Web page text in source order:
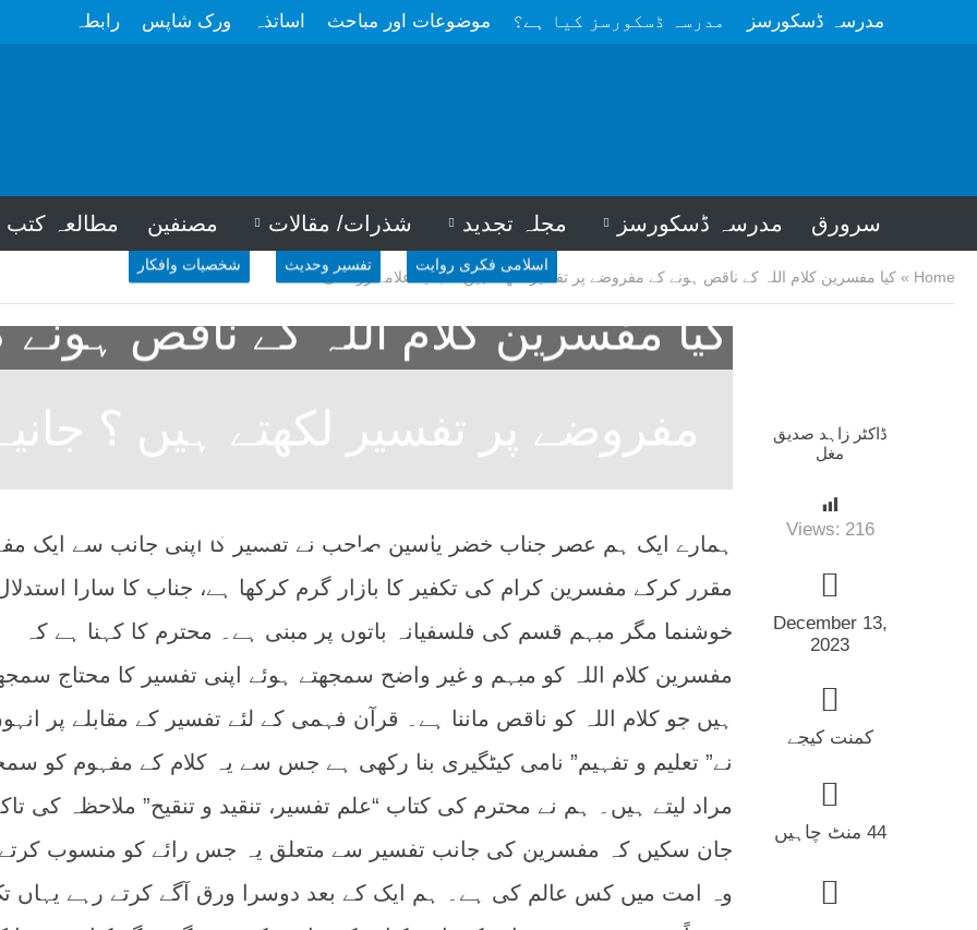
مدرسہ ڈسکورسز مدرسہ ڈسکورسز کیا ہے؟ موضوعات اور مباحث اساتذہ ورک شاپس رابطہ
سرورق مدرسہ ڈسکورسز مجلہ تجدید شذرات/ مقالات مصنفین مطالعہ کتب
Home
» کیا مفسرین کلام اللہ کے ناقص ہونے کے مفروضے پر تفسیر لکھتے ہیں ؟ جانیے علامہ زرکشی سے
ڈاکٹر زاہد صدیق
مغل
Views: 216
December 13,
2023
کمنت کیجے
44 منٹ چاہیں
اسلامی فکری روایت تفسیر وحدیث شخصیات وافکار
کیا مفسرین کلام اللہ کے ناقص ہونے
مفروضے پر تفسیر لکھتے ہیں ؟
علامہ زرکشی سے
ہمارے ایک ہم عصر جناب خضر یاسین صاحب نے تفسیر کا اپنی جانب سے ایک
مقرر کرکے مفسرین کرام کی تکفیر کا بازار گرم کرکھا ہے، جناب کا سارا
خوشنما مگر مبہم قسم کی فلسفیانہ باتوں پر مبنی ہے۔ محترم کا کہنا ہے کہ
مفسرین کلام اللہ کو مبہم و غیر واضح سمجھتے ہوئے اپنی تفسیر کا محتاج
ہیں جو کلام اللہ کو ناقص ماننا ہے۔ قرآن فہمی کے لئے تفسیر کے مقابلے پر
نے” تعلیم و تفہیم” نامی کیٹگیری بنا رکھی ہے جس سے یہ کلام کے مفہوم کو
مراد لیتے ہیں۔ ہم نے محترم کی کتاب “علم تفسیر، تنقید و تنقیح” ملاحظہ کی
جان سکیں کہ مفسرین کی جانب تفسیر سے متعلق یہ جس رائے کو منسوب
وہ امت میں کس عالم کی ہے۔ ہم ایک کے بعد دوسرا ورق آگے کرتے رہے یہاں